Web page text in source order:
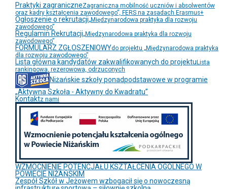
Praktyki zagraniczneZagraniczna mobilność uczniów i absolwentów
oraz kadry kształcenia zawodowego”, FERS na zasadach Erasmus+
Ogłoszenie o rekrutacji„Międzynarodowa praktyka dla rozwoju
zawodowego”
Regulamin Rekrutacji„Międzynarodowa praktyka dla rozwoju
zawodowego”
FORMULARZ ZGŁOSZENIOWYdo projektu „Międzynarodowa praktyka
dla rozwoju zawodowego”
Lista główna kandydatów zakwalifikowanych do projektu Lista
rankingowa, rezerowowa, odrzuconych
Niżańskie szkoły ponadpodstawowe w programie
„Aktywna Szkoła - Aktywny do Kwadratu”
Kontaktz nami
WZMOCNIENIE POTENCJAŁU KSZTAŁCENIA OGÓLNEGO W
POWIECIE NIŻAŃSKIM
Zespół Szkół w Jeżowem wzbogacił się o nowoczesną